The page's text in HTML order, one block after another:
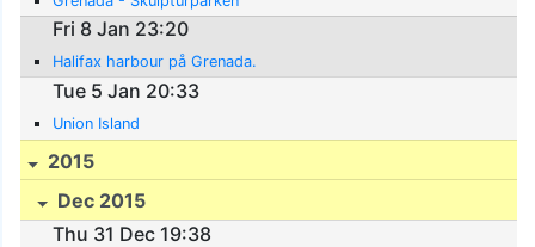
Fri 8 Jan 23:20
Halifax harbour på Grenada.
Tue 5 Jan 20:33
Union Island
2015
Dec 2015
Thu 31 Dec 19:38